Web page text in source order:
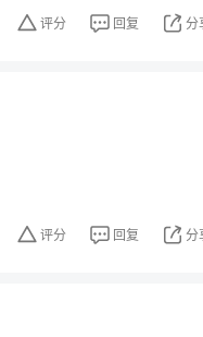
评分 回复 分
评分 回复 分